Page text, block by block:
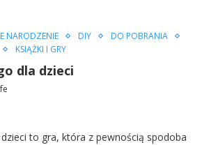
NARODZENIE DIY
DO POBRANIA
KSIĄŻKI I GRY
dla dzieci
to gra, która z pewnością spodoba